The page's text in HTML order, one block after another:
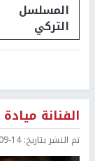
المسلسل
التركي
الفنانة
تم النشر بتاريخ:08:23